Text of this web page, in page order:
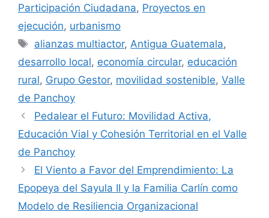
Participación Ciudadana, Proyectos en
ejecución, urbanismo
Etiquetas
alianzas multiactor,Antigua Guatemala,
desarrollo local, economía circular, educación
rural, Grupo Gestor, movilidad sostenible, Valle
de Panchoy
Pedalear el Futuro: Movilidad Activa,
Educación Vial y Cohesión Territorial en el Valle
de Panchoy
El Viento a Favor del Emprendimiento: La
Epopeya del Sayula II y la Familia Carlín como
Modelo de Resiliencia Organizacional